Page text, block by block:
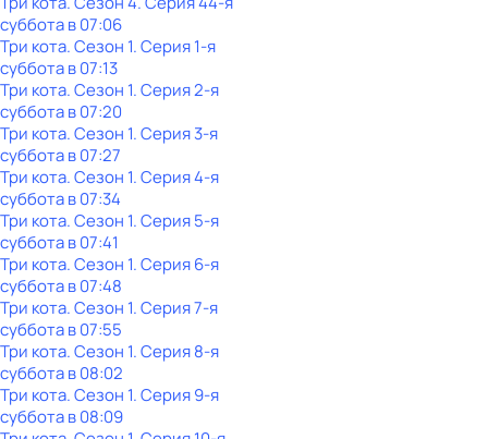
субботав07:06
Три кота. Сезон 1. Серия 1-я
субботав07:13
Три кота. Сезон 1. Серия 2-я
субботав07:20
Три кота. Сезон 1. Серия 3-я
субботав07:27
Три кота. Сезон 1. Серия 4-я
субботав07:34
Три кота. Сезон 1. Серия 5-я
субботав07:41
Три кота. Сезон 1. Серия 6-я
субботав07:48
Три кота. Сезон 1. Серия 7-я
субботав07:55
Три кота. Сезон 1. Серия 8-я
субботав08:02
Три кота. Сезон 1. Серия 9-я
субботав08:09